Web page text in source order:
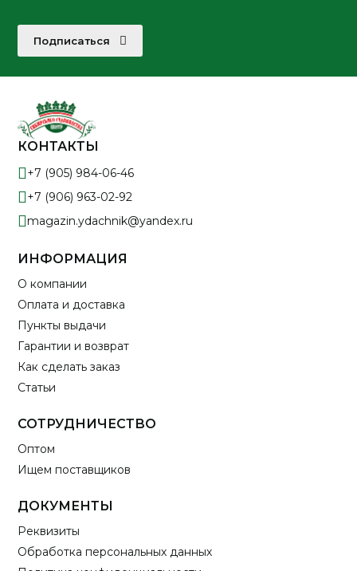
Подписаться
КОНТАКТЫ
+7 (905) 984-06-46
+7 (906) 963-02-92
magazin.ydachnik@yandex.ru
ИНФОРМАЦИЯ
О компании
Оплата и доставка
Пункты выдачи
Гарантии и возврат
Как сделать заказ
Статьи
СОТРУДНИЧЕСТВО
Оптом
Ищем поставщиков
ДОКУМЕНТЫ
Реквизиты
Обработка персональных данных